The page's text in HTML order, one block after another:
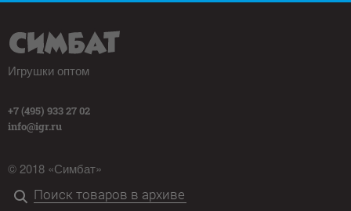
Игрушки оптом
+7 (495) 933 27 02
info@igr.ru
© 2018 «Симбат»